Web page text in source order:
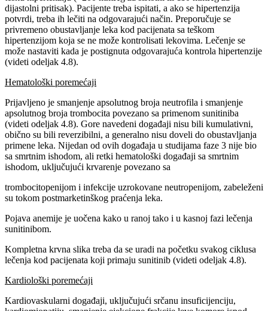
dijastolni pritisak). Pacijente treba ispitati, a ako se hipertenzija
potvrdi, treba ih lečiti na odgovarajući način. Preporučuje se
privremeno obustavljanje leka kod pacijenata sa teškom
hipertenzijom koja se ne može kontrolisati lekovima. Lečenje se
može nastaviti kada je postignuta odgovarajuća kontrola hipertenzije
(videti odeljak 4.8).
Hematološki poremećaji
Prijavljeno je smanjenje apsolutnog broja neutrofila i smanjenje
apsolutnog broja trombocita povezano sa primenom sunitiniba
(videti odeljak 4.8). Gore navedeni događaji nisu bili kumulativni,
obično su bili reverzibilni, a generalno nisu doveli do obustavljanja
primene leka. Nijedan od ovih događaja u studijama faze 3 nije bio
sa smrtnim ishodom, ali retki hematološki događaji sa smrtnim
ishodom, uključujući krvarenje povezano sa
trombocitopenijom i infekcije uzrokovane neutropenijom, zabeleženi
su tokom postmarketinškog praćenja leka.
Pojava anemije je uočena kako u ranoj tako i u kasnoj fazi lečenja
sunitinibom.
Kompletna krvna slika treba da se uradi na početku svakog ciklusa
lečenja kod pacijenata koji primaju sunitinib (videti odeljak 4.8).
Kardiološki poremećaji
Kardiovaskularni događaji, uključujući srčanu insuficijenciju,